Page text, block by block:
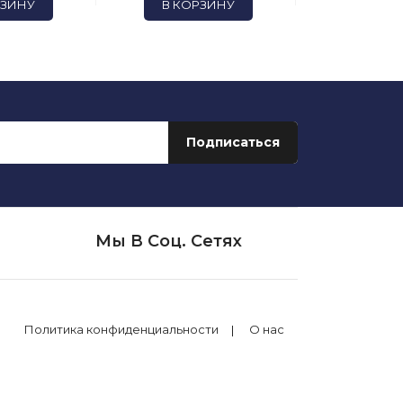
В КОРЗИНУ
Мы В Соц. Сетях
Политика конфиденциальности О нас